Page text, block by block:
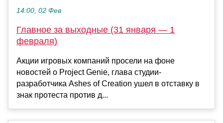
14:00, 02 Фев
Главное за выходные (31 января — 1
февраля)
Акции игровых компаний просели на фоне
новостей о Project Genie, глава студии-
разработчика Ashes of Creation ушел в отставку в
знак протеста против д...